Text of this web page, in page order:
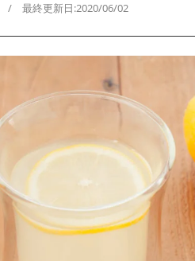
/ 最終更新日:2020/06/02